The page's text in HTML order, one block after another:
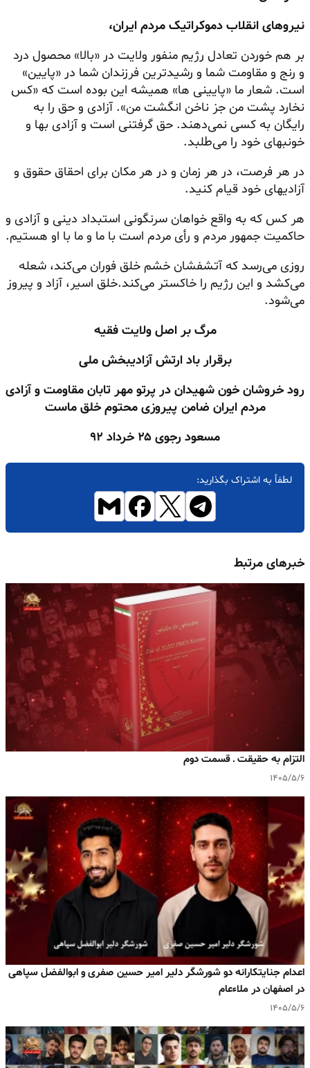
نیروهای انقلاب دموکراتیک مردم ایران،
بر هم خوردن تعادل رژیم منفور ولایت در «بالا» محصول درد
و رنج و مقاومت شما و رشیدترین فرزندان شما در «پایین»
است. شعار ما «پایینی ها» همیشه این بوده است که «کس
نخارد پشت من جز ناخن انگشت من». آزادی و حق را به
رایگان به کسی نمی‌دهند. حق گرفتنی است و آزادی بها و
خونبهای خود را می‌طلبد.
در هر فرصت، در هر زمان و در هر مکان برای احقاق حقوق و
آزادیهای خود قیام کنید.
هر کس که به واقع خواهان سرنگونی استبداد دینی و آزادی و
حاکمیت جمهور مردم و رأی مردم است با ما و ما با او هستیم.
روزی می‌رسد که آتشفشان خشم خلق فوران می‌کند، شعله
می‌کشد و این رژیم را خاکستر می‌کند.خلق اسیر، آزاد و پیروز
می‌شود.
مرگ بر اصل ولایت فقیه
برقرار باد ارتش آزادیبخش ملی
رود خروشان خون شهیدان در پرتو مهر تابان مقاومت و آزادی
مردم ایران ضامن پیروزی محتوم خلق ماست
مسعود رجوی ۲۵ خرداد ۹۲
لطفاً به اشتراک بگذارید:
خبرهای مرتبط
التزام به حقیقت ـ قسمت دوم
۱۴۰۵/۵/۶
اعدام جنایتکارانه دو شورشگر دلیر امیر حسین صفری و ابوالفضل سپاهی
در اصفهان در ملاءعام
۱۴۰۵/۵/۶